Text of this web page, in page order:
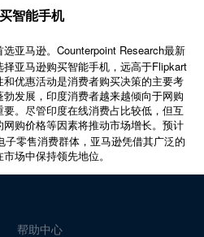
智能手机
亚马逊。 Counterpoint Research最新
择亚马逊购买智能手机，远高于Flipkart
优惠活动是消费者购买决策的主要考
发展，印度消费者越来越倾向于网购
。尽管印度在线消费占比较低，但互
购价格等因素将推动市场增长。预计
子零售消费群体，亚马逊凭借其广泛的
场中保持领先地位。
帮助中心